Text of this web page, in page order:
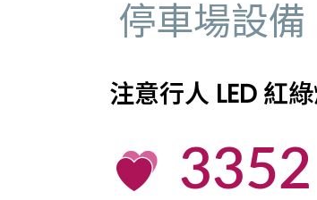
停車場設備
注意行人 LED 紅
3352